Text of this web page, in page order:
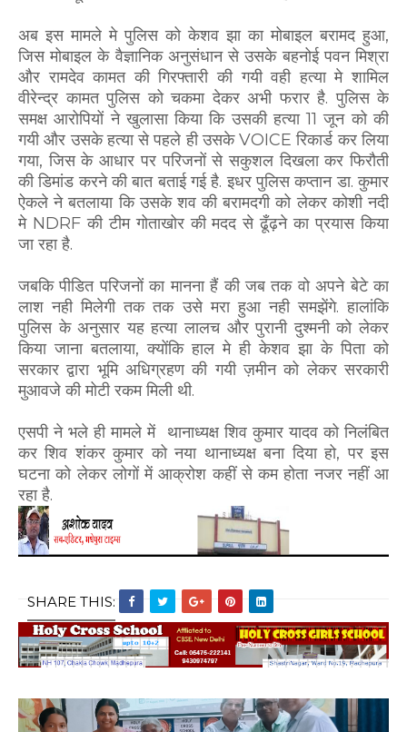
अब इस मामले मे पुलिस को केशव झा का मोबाइल बरामद हुआ,
जिस मोबाइल के वैज्ञानिक अनुसंधान से उसके बहनोई पवन मिश्रा
और रामदेव कामत की गिरफ्तारी की गयी वही हत्या मे शामिल
वीरेन्द्र कामत पुलिस को चकमा देकर अभी फरार है. पुलिस के
समक्ष आरोपियों ने खुलासा किया कि उसकी हत्या 11 जून को की
गयी और उसके हत्या से पहले ही उसके VOICE रिकार्ड कर लिया
गया, जिस के आधार पर परिजनों से सकुशल दिखला कर फिरौती
की डिमांड करने की बात बताई गई है. इधर पुलिस कप्तान डा. कुमार
ऐकले ने बतलाया कि उसके शव की बरामदगी को लेकर कोशी नदी
मे NDRF की टीम गोताखोर की मदद से ढूँढ़ने का प्रयास किया
जा रहा है.
जबकि पीडित परिजनों का मानना हैं की जब तक वो अपने बेटे का
लाश नही मिलेगी तक तक उसे मरा हुआ नही समझेंगे. हालांकि
पुलिस के अनुसार यह हत्या लालच और पुरानी दुश्मनी को लेकर
किया जाना बतलाया, क्योंकि हाल मे ही केशव झा के पिता को
सरकार द्वारा भूमि अधिग्रहण की गयी ज़मीन को लेकर सरकारी
मुआवजे की मोटी रकम मिली थी.
एसपी ने भले ही मामले में थानाध्यक्ष शिव कुमार यादव को निलंबित
कर शिव शंकर कुमार को नया थानाध्यक्ष बना दिया हो, पर इस
घटना को लेकर लोगों में आक्रोश कहीं से कम होता नजर नहीं आ
रहा है.
SHARE THIS: